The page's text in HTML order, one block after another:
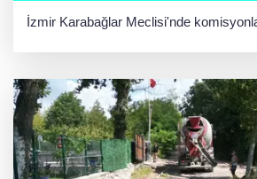
İzmir Karabağlar Meclisi'nde